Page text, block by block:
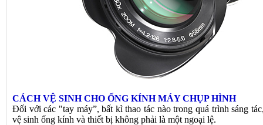
CÁCH VỆ SINH CHO ỐNG KÍNH MÁY CHỤP HÌNH
Đối với các "tay máy”, bất kì thao tác nào trong quá trình sáng
vệ sinh ống kính và thiết bị không phải là một ngoại lệ.